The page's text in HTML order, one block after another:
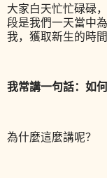
大家白天忙忙碌碌
段是我們一天當中
我，獲取新生的時間
我常講一句話：如
為什麼這麼講呢？